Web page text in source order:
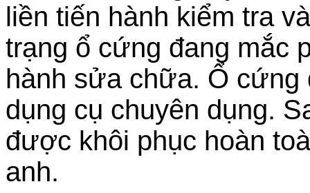
liền tiến hành kiểm tra
trạng ổ cứng đang mắc
hành sửa chữa. Ổ
dụng cụ chuyên dụng.
được khôi phục hoàn
anh.